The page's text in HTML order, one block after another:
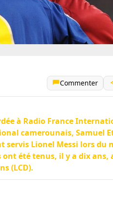
Commenter
à Radio France
camerounais, Samuel
servis Lionel Messi lors du
été tenus, il y a dix ans,
(LCD).